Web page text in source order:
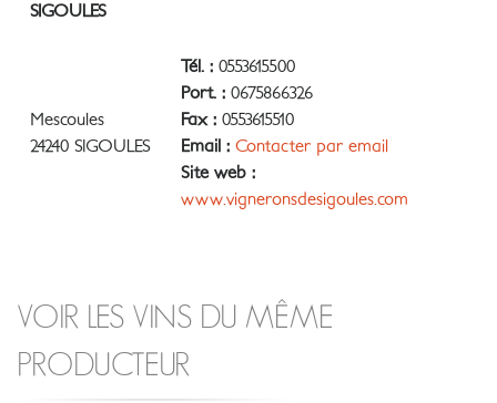
SIGOULES
Mescoules
24240 SIGOULES
Tél. : 0553615500
Port. : 0675866326
Fax : 0553615510
Email : Contacter par email
Site web :
www.vigneronsdesigoules.com
VOIR LES VINS DU MÊME
PRODUCTEUR